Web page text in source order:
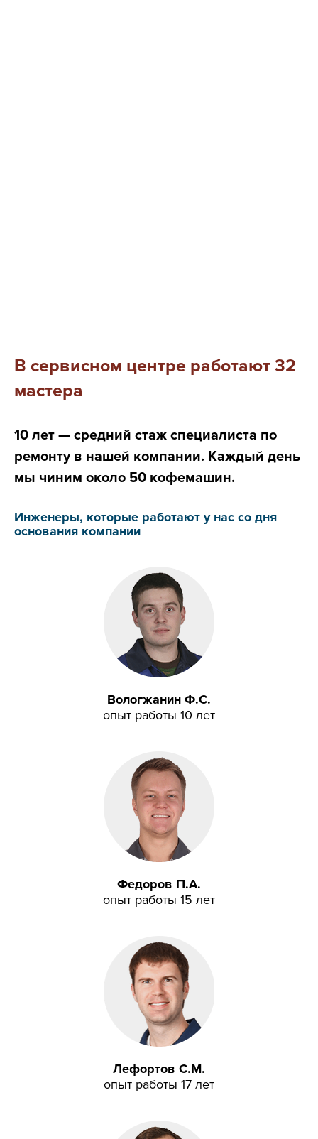
В сервисном центре работают 32
мастера
10 лет — средний стаж специалиста по
ремонту в нашей компании. Каждый день
мы чиним около 50 кофемашин.
Инженеры, которые работают у нас со дня
основания компании
Вологжанин Ф.С.
опыт работы 10 лет
Федоров П.А.
опыт работы 15 лет
Лефортов С.М.
опыт работы 17 лет